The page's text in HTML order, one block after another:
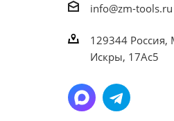
info@zm-tools.ru
129344 Россия,
Искры, 17Ас5